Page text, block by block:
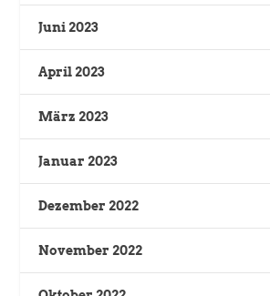
Juni 2023
April 2023
März 2023
Januar 2023
Dezember 2022
November 2022